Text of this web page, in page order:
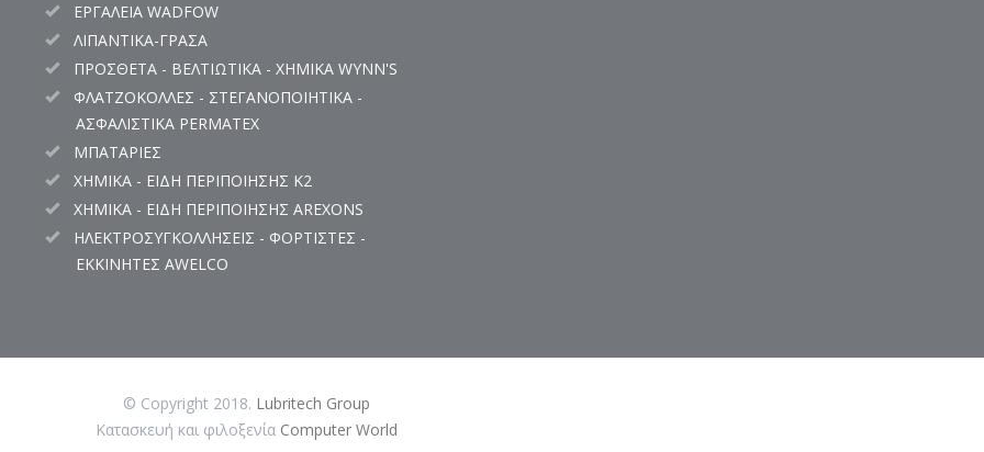
ΕΡΓΑΛΕΙΑ WADFOW
ΛΙΠΑΝΤΙΚΑ-ΓΡΑΣΑ
ΠΡΟΣΘΕΤΑ - ΒΕΛΤΙΩΤΙΚΑ - ΧΗΜΙΚΑ WYNN'S
ΦΛΑΤΖΟΚΟΛΛΕΣ - ΣΤΕΓΑΝΟΠΟΙΗΤΙΚΑ -
ΑΣΦΑΛΙΣΤΙΚΑ PERMATEX
ΜΠΑΤΑΡΙΕΣ
ΧΗΜΙΚΑ - ΕΙΔΗ ΠΕΡΙΠΟΙΗΣΗΣ K2
ΧΗΜΙΚΑ - ΕΙΔΗ ΠΕΡΙΠΟΙΗΣΗΣ AREXONS
ΗΛΕΚΤΡΟΣΥΓΚΟΛΛΗΣΕΙΣ - ΦΟΡΤΙΣΤΕΣ -
ΕΚΚΙΝΗΤΕΣ AWELCO
© Copyright 2018. Lubritech Group
Κατασκευή και φιλοξενία Computer World